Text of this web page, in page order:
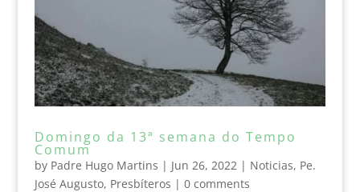
Domingo da 13ª semana do Tempo
Comum
by Padre Hugo Martins | Jun 26, 2022| Noticias, Pe.
José Augusto, Presbíteros | 0 comments